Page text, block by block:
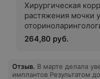
Хирургическая
растяжения мочки
264,80 руб.
Отзыв. В марте делала
имплантов Результатом довольна Спасибо большое за